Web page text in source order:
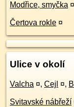
Modřice, smyčka ¤
Čertova rokle ¤
Ulice v okolí
Valcha ¤, Cejl ¤,
Svitavské nábřeží